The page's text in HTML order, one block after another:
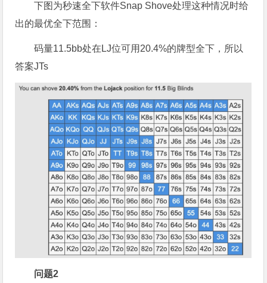
下图为秒速全下软件Snap Shove处理这种情况时给
出的最优全下范围：
码量11.5bb处在LJ位可用20.4%的牌型全下，所以
答案JTs
问题2